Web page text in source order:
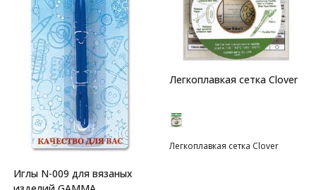
Иглы N-009 для вязаных
Легкоплавкая сетка Clover
Легкоплавкая сетка Clover